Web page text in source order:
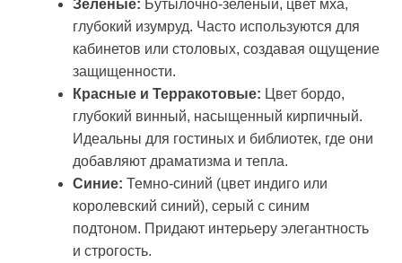
Зеленые: Бутылочно-зеленый, цвет мха,
глубокий изумруд. Часто используются для
кабинетов или столовых, создавая ощущение
защищенности.
Красные и Терракотовые: Цвет бордо,
глубокий винный, насыщенный кирпичный.
Идеальны для гостиных и библиотек, где они
добавляют драматизма и тепла.
Синие: Темно-синий (цвет индиго или
королевский синий), серый с синим
подтоном. Придают интерьеру элегантность
и строгость.